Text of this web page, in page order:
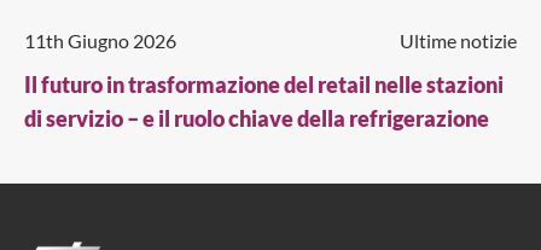
11th Giugno 2026 Ultime notizie
Il futuro in trasformazione del retail nelle stazioni
di servizio – e il ruolo chiave della refrigerazione